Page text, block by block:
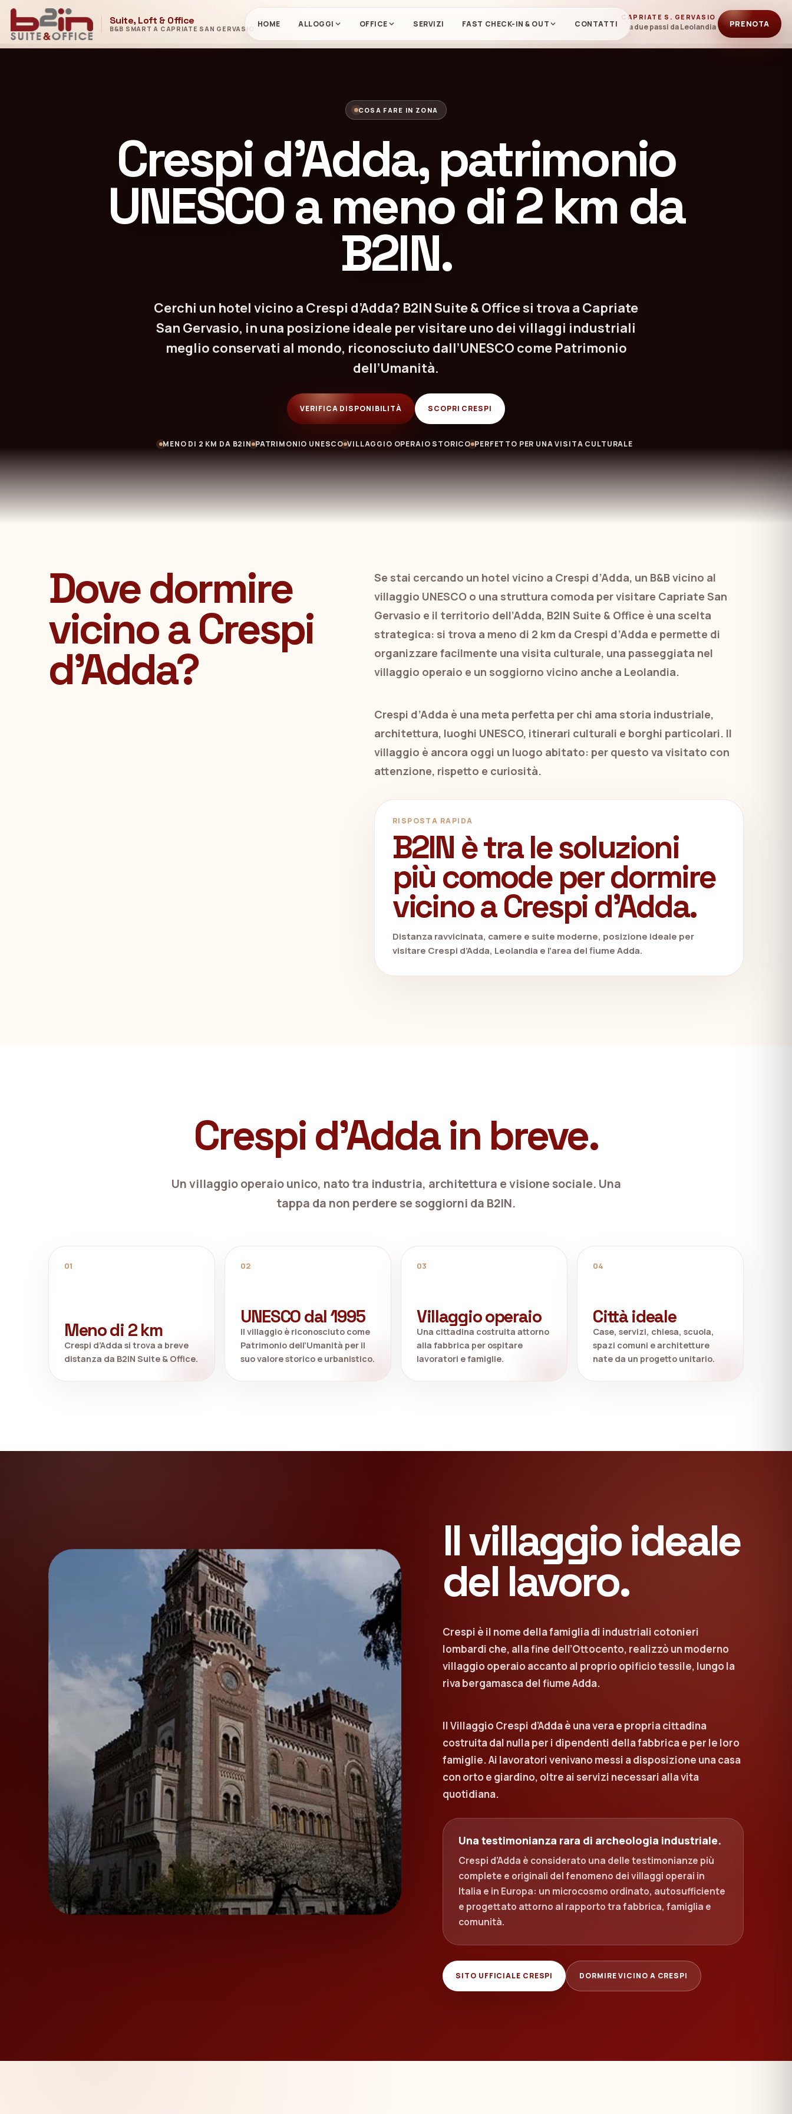
Suite, Loft & Office
B&B SMART A CAPRIATE SAN GERVASIO HOME ALLOGGI OFFICE SERVIZI FAST CHECK-IN & OUT CONTATTI
CAPRIATE S. GERVASIO
a due passi da Leolandia PRENOTA
COSA FARE IN ZONA
Crespi d’Adda, patrimonio
UNESCO a meno di 2 km da
B2IN.
Cerchi un hotel vicino a Crespi d’Adda? B2IN Suite & Office si trova a Capriate
San Gervasio, in una posizione ideale per visitare uno dei villaggi industriali
meglio conservati al mondo, riconosciuto dall’UNESCO come Patrimonio
dell’Umanità.
VERIFICA DISPONIBILITÀ SCOPRI CRESPI
MENO DI 2 KM DA B2IN PATRIMONIO UNESCO VILLAGGIO OPERAIO STORICO PERFETTO PER UNA VISITA CULTURALE
Dove dormire
vicino a Crespi
d’Adda?
Se stai cercando un hotel vicino a Crespi d’Adda, un B&B vicino al
villaggio UNESCO o una struttura comoda per visitare Capriate San
Gervasio e il territorio dell’Adda, B2IN Suite & Office è una scelta
strategica: si trova a meno di 2 km da Crespi d’Adda e permette di
organizzare facilmente una visita culturale, una passeggiata nel
villaggio operaio e un soggiorno vicino anche a Leolandia.
Crespi d’Adda è una meta perfetta per chi ama storia industriale,
architettura, luoghi UNESCO, itinerari culturali e borghi particolari. Il
villaggio è ancora oggi un luogo abitato: per questo va visitato con
attenzione, rispetto e curiosità.
RISPOSTA RAPIDA
B2IN è tra le soluzioni
più comode per dormire
vicino a Crespi d’Adda.
Distanza ravvicinata, camere e suite moderne, posizione ideale per
visitare Crespi d’Adda, Leolandia e l’area del fiume Adda.
Crespi d’Adda in breve.
Un villaggio operaio unico, nato tra industria, architettura e visione sociale. Una
tappa da non perdere se soggiorni da B2IN.
01
Meno di 2 km
Crespi d’Adda si trova a breve
distanza da B2IN Suite & Office.
02
UNESCO dal 1995
Il villaggio è riconosciuto come
Patrimonio dell’Umanità per il
suo valore storico e urbanistico.
03
Villaggio operaio
Una cittadina costruita attorno
alla fabbrica per ospitare
lavoratori e famiglie.
04
Città ideale
Case, servizi, chiesa, scuola,
spazi comuni e architetture
nate da un progetto unitario.
Il villaggio ideale
del lavoro.
Crespi è il nome della famiglia di industriali cotonieri
lombardi che, alla fine dell’Ottocento, realizzò un moderno
villaggio operaio accanto al proprio opificio tessile, lungo la
riva bergamasca del fiume Adda.
Il Villaggio Crespi d’Adda è una vera e propria cittadina
costruita dal nulla per i dipendenti della fabbrica e per le loro
famiglie. Ai lavoratori venivano messi a disposizione una casa
con orto e giardino, oltre ai servizi necessari alla vita
quotidiana.
Una testimonianza rara di archeologia industriale.
Crespi d’Adda è considerato una delle testimonianze più
complete e originali del fenomeno dei villaggi operai in
Italia e in Europa: un microcosmo ordinato, autosufficiente
e progettato attorno al rapporto tra fabbrica, famiglia e
comunità.
SITO UFFICIALE CRESPI DORMIRE VICINO A CRESPI